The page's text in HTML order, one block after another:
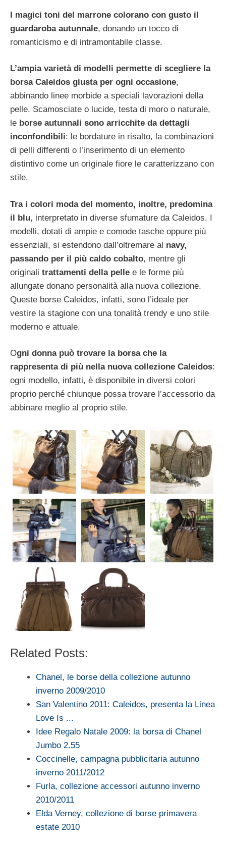
I magici toni del marrone colorano con gusto il
guardaroba autunnale, donando un tocco di
romanticismo e di intramontabile classe.
L’ampia varietà di modelli permette di scegliere la
borsa Caleidos giusta per ogni occasione,
abbinando linee morbide a speciali lavorazioni della
pelle. Scamosciate o lucide, testa di moro o naturale,
le borse autunnali sono arricchite da dettagli
inconfondibili: le bordature in risalto, la combinazioni
di pelli differenti o l’inserimento di un elemento
distintivo come un originale fiore le caratterizzano con
stile.
Tra i colori moda del momento, inoltre, predomina
il blu, interpretato in diverse sfumature da Caleidos. I
modelli, dotati di ampie e comode tasche oppure più
essenziali, si estendono dall’oltremare al navy,
passando per il più caldo cobalto, mentre gli
originali trattamenti della pelle e le forme più
allungate donano personalità alla nuova collezione.
Queste borse Caleidos, infatti, sono l’ideale per
vestire la stagione con una tonalità trendy e uno stile
moderno e attuale.
Ogni donna può trovare la borsa che la
rappresenta di più nella nuova collezione Caleidos:
ogni modello, infatti, è disponibile in diversi colori
proprio perché chiunque possa trovare l’accessorio da
abbinare meglio al proprio stile.
Related Posts:
Chanel, le borse della collezione autunno
inverno 2009/2010
San Valentino 2011: Caleidos, presenta la Linea
Love Is ...
Idee Regalo Natale 2009: la borsa di Chanel
Jumbo 2.55
Coccinelle, campagna pubblicitaria autunno
inverno 2011/2012
Furla, collezione accessori autunno inverno
2010/2011
Elda Verney, collezione di borse primavera
estate 2010